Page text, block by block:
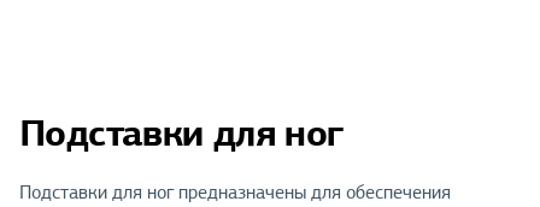
Подставки для ног
Подставки для ног предназначены для обеспечения